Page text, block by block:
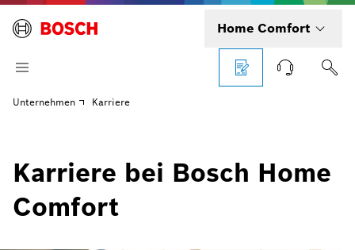
Home Comfort
Unternehmen Karriere
Karriere bei Bosch Home
Comfort